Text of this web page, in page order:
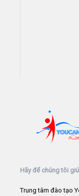
Hãy để chúng tôi
Trung tâm đào tạo